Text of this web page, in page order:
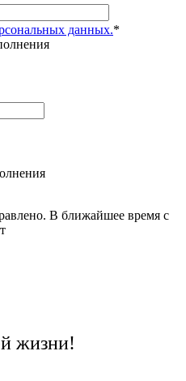
данных.*
В ближайшее время с
жизни!